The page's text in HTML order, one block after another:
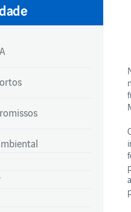
Relatórios
Relatórios de
Relatórios de
Publicações –
Normas de